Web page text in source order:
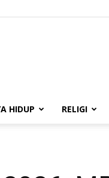
HIDUP RELIGI